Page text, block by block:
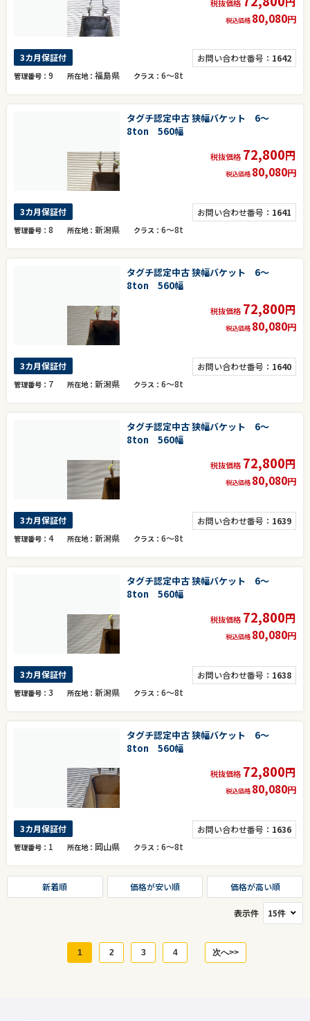
税抜価格
税込価格 80,080円
お問い合わせ番号： 1642
3カ月保証付
管理番号 9 所在地 福島県 クラス 6～8t
タグチ認定中古 狭幅バケット 6～
8ton 560幅
税抜価格 72,800円
税込価格 80,080円
お問い合わせ番号： 1641
3カ月保証付
管理番号 8 所在地 新潟県 クラス 6～8t
タグチ認定中古 狭幅バケット 6～
8ton 560幅
税抜価格 72,800円
税込価格 80,080円
お問い合わせ番号： 1640
3カ月保証付
管理番号 7 所在地 新潟県 クラス 6～8t
タグチ認定中古 狭幅バケット 6～
8ton 560幅
税抜価格 72,800円
税込価格 80,080円
お問い合わせ番号： 1639
3カ月保証付
管理番号 4 所在地 新潟県 クラス 6～8t
タグチ認定中古 狭幅バケット 6～
8ton 560幅
税抜価格 72,800円
税込価格 80,080円
お問い合わせ番号： 1638
3カ月保証付
管理番号 3 所在地 新潟県 クラス 6～8t
タグチ認定中古 狭幅バケット 6～
8ton 560幅
税抜価格 72,800円
税込価格 80,080円
お問い合わせ番号： 1636
3カ月保証付
管理番号 1 所在地 岡山県 クラス 6～8t
新着順 価格が安い順 価格が高い順
表示件
1 2 3 4 次へ>>